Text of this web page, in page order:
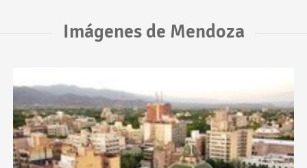
Imágenes de Mendoza